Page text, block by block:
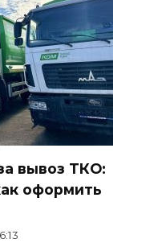
вывоз ТКО:
оформить